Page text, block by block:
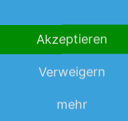
kaum
SAF-
Spur
Der
1.
als
Akzeptieren
Verweigern
mehr